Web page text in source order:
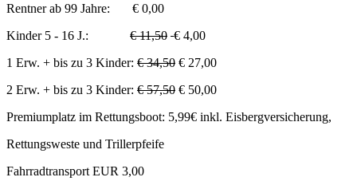
Rentner ab 99 Jahre: € 0,00
Kinder 5 - 16 J.: € 11,50 € 4,00
1 Erw. + bis zu 3 Kinder: € 34,50 € 27,00
2 Erw. + bis zu 3 Kinder: € 57,50 € 50,00
Premiumplatz im Rettungsboot: 5,99€ inkl. Eisbergversicherung,
Rettungsweste und Trillerpfeife
Fahrradtransport EUR 3,00